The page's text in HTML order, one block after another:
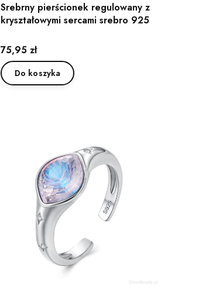
Srebrny pierścionek regulowany z
kryształowymi sercami srebro 925
Cena
75,95 zł
Do koszyka